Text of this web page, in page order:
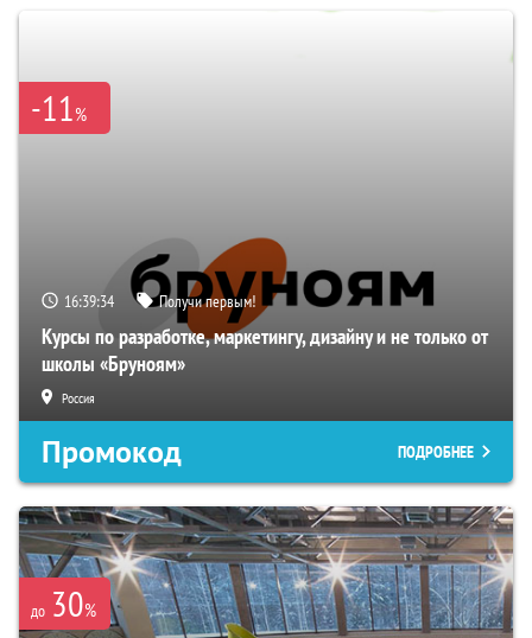
-11%
16:39:34 Получи первым!
Курсы по разработке, маркетингу, дизайну и не только от
школы «Бруноям»
Россия
Промокод ПОДРОБНЕЕ
до 30%